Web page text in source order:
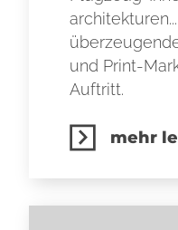
und Print-
Auftritt.
mehr